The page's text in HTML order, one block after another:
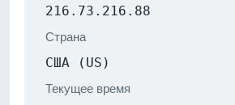
216.73.216.88
Страна
США (US)
Текущее время